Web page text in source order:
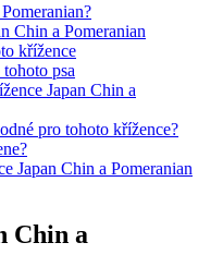
⁤Chin​ a Pomeranian
křížence
​psa
Japan Chin a
pro tohoto křížence?
Japan Chin a Pomeranian
Chin a